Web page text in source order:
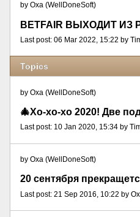
by Oxa (WellDoneSoft)
BETFAIR ВЫХОДИТ ИЗ
Last post: 06 Mar 2022, 15:22 by
Topics
by Oxa (WellDoneSoft)
Last post: 10 Jan 2020, 15:34 by
by Oxa (WellDoneSoft)
Last post: 21 Sep 2016, 10:22 by